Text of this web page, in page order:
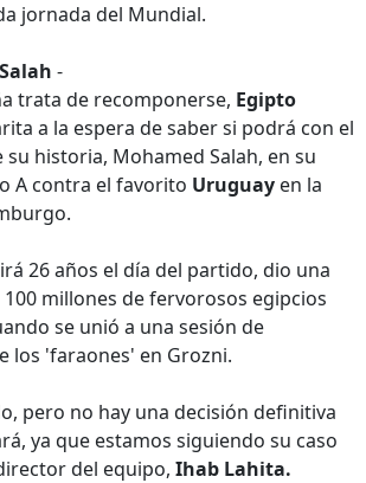
jornada del Mundial.
-
trata de recomponerse, Egipto
a la espera de saber si podrá con el
historia, Mohamed Salah, en su
A contra el favorito Uruguay en la
26 años el día del partido, dio una
millones de fervorosos egipcios
se unió a una sesión de
los 'faraones' en Grozni.
pero no hay una decisión definitiva
ya que estamos siguiendo su caso
del equipo, Ihab Lahita.